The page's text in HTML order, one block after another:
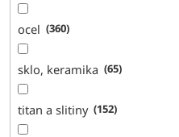
ocel 360
sklo, keramika 65
titan a slitiny 152